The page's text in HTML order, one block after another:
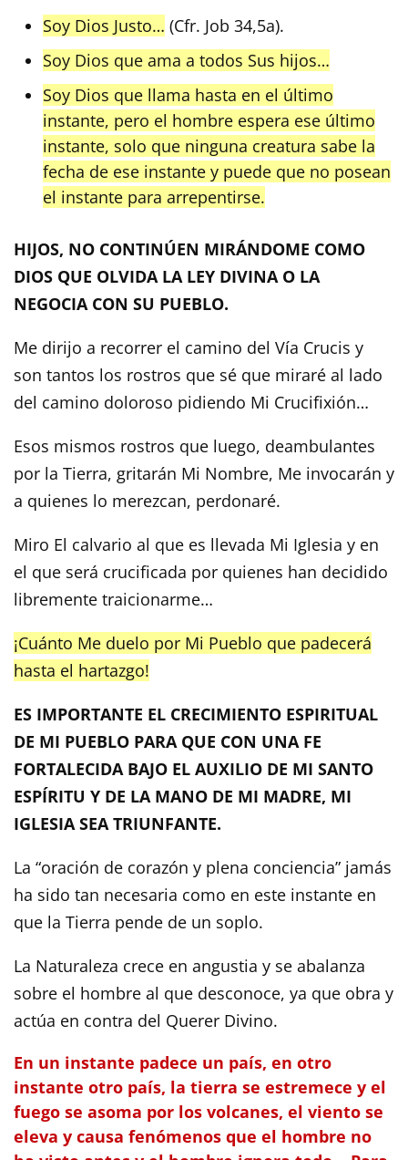
Soy Dios Justo… (Cfr. Job 34,5a).
Soy Dios que ama a todos Sus hijos…
Soy Dios que llama hasta en el último
instante, pero el hombre espera ese último
instante, solo que ninguna creatura sabe la
fecha de ese instante y puede que no posean
el instante para arrepentirse.
HIJOS, NO CONTINÚEN MIRÁNDOME COMO
DIOS QUE OLVIDA LA LEY DIVINA O LA
NEGOCIA CON SU PUEBLO.
Me dirijo a recorrer el camino del Vía Crucis y
son tantos los rostros que sé que miraré al lado
del camino doloroso pidiendo Mi Crucifixión…
Esos mismos rostros que luego, deambulantes
por la Tierra, gritarán Mi Nombre, Me invocarán y
a quienes lo merezcan, perdonaré.
Miro El calvario al que es llevada Mi Iglesia y en
el que será crucificada por quienes han decidido
libremente traicionarme…
¡Cuánto Me duelo por Mi Pueblo que padecerá
hasta el hartazgo!
ES IMPORTANTE EL CRECIMIENTO ESPIRITUAL
DE MI PUEBLO PARA QUE CON UNA FE
FORTALECIDA BAJO EL AUXILIO DE MI SANTO
ESPÍRITU Y DE LA MANO DE MI MADRE, MI
IGLESIA SEA TRIUNFANTE.
La “oración de corazón y plena conciencia” jamás
ha sido tan necesaria como en este instante en
que la Tierra pende de un soplo.
La Naturaleza crece en angustia y se abalanza
sobre el hombre al que desconoce, ya que obra y
actúa en contra del Querer Divino.
En un instante padece un país, en otro
instante otro país, la tierra se estremece y el
fuego se asoma por los volcanes, el viento se
eleva y causa fenómenos que el hombre no